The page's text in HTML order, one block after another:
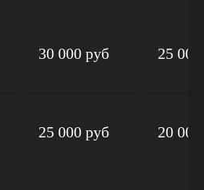
30 000 руб 25
25 000 руб 20